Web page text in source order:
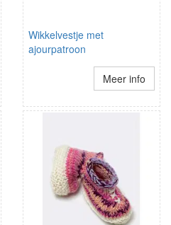
Wikkelvestje met
ajourpatroon
Meer info